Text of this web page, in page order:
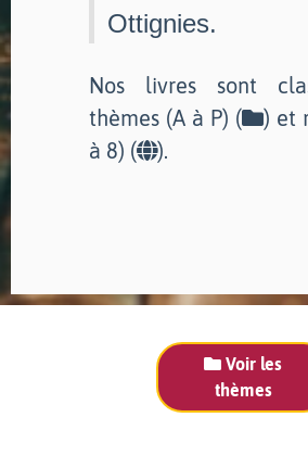
Ottignies.
Nos livres sont
thèmes (A à P) (
) et
à 8) (
).
Voir les
thèmes